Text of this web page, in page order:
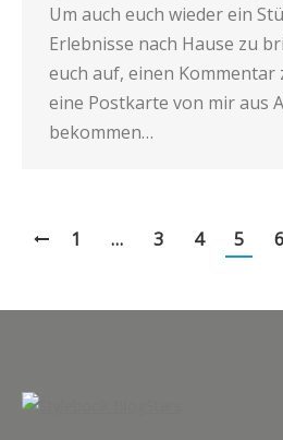
Um auch euch wieder ein
Erlebnisse nach Hause zu
euch auf, einen Kommentar
eine Postkarte von mir aus
bekommen…
1 … 3 4 5 6